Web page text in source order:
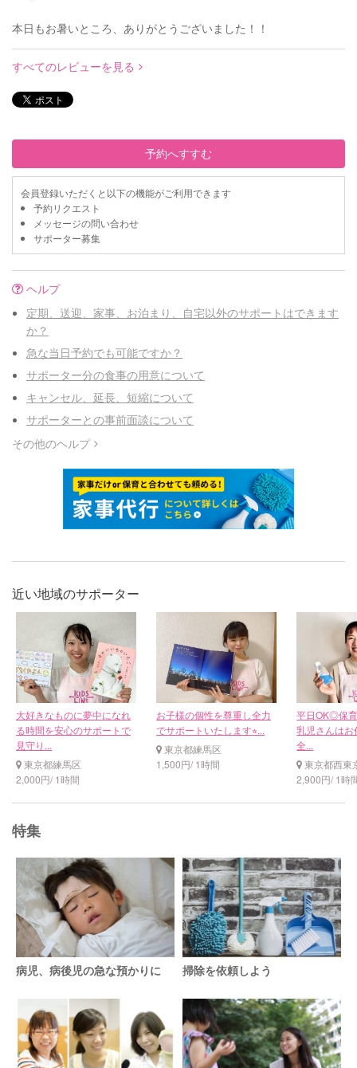
本日もお暑いところ、ありがとうございました！！
すべてのレビューを見る
予約へすすむ
会員登録いただくと以下の機能がご利用できます
予約リクエスト
メッセージの問い合わせ
サポーター募集
ヘルプ
定期、送迎、家事、お泊まり、自宅以外のサポートはできます
か？
急な当日予約でも可能ですか？
サポーター分の食事の用意について
キャンセル、延長、短縮について
サポーターとの事前面談について
その他のヘルプ
近い地域のサポーター
大好きなものに夢中になれ
る時間を安心のサポートで
見守り...
東京都練馬区
2,000円/ 1時間
お子様の個性を尊重し全力
でサポートいたします⭐︎...
東京都練馬区
1,500円/ 1時間
平日OK◎保
乳児さんは
全...
東京都西東
2,900円/ 1時
特集
病児、病後児の急な預かりに 掃除を依頼しよう